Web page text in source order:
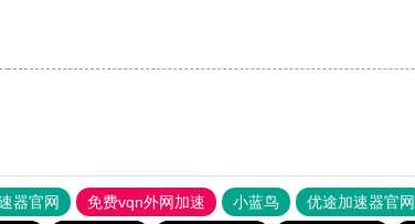
器官网 免费vqn外网加速 小蓝鸟 优途加速器官网